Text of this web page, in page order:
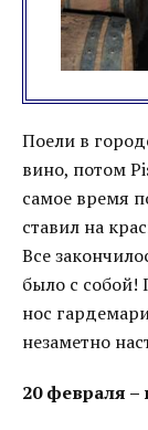
Поели в
вино, потом
самое время
ставил на
Все
было с собой!
нос
незаметно
20 февраля